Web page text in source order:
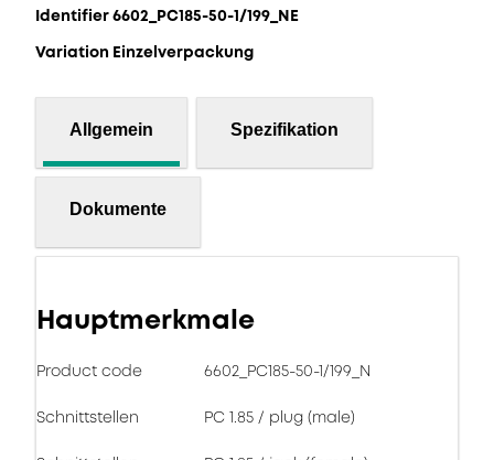
Identifier 6602_PC185-50-1/199_NE
Variation Einzelverpackung
Allgemein Spezifikation
Dokumente
Hauptmerkmale
Product code 6602_PC185-50-1/199_N
Schnittstellen PC 1.85 / plug (male)